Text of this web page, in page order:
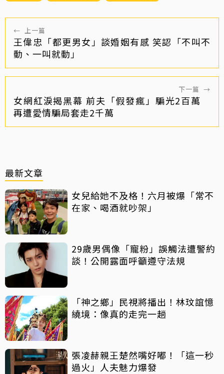
← 上一篇
王偉忠「都更男女」談婚姻有感 笑認「不叫不
動、一叫就動」
下一篇 →
女網紅淚揭黑幕 前夫「假發瘋」騙光2百萬
再遭愛情騙局套走2千萬
最新文章
女兒給她不及格！六月被爆「常不
在家、喝酒就吵架」
29歲男偶像「寵粉」誤觸法遭警約
談！公開露面呼籲遵守法規
「神之鄉」民視將播出！林玟誼憶
繞境：像真的走完一趟
張凌赫親王楚然嘴好嘟！「這一秒
過火」人夫魅力爆發